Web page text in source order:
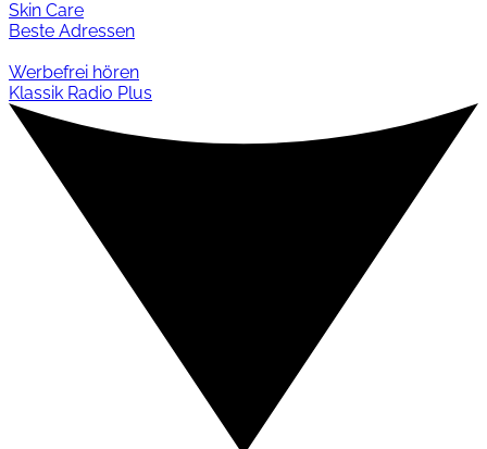
Skin Care
Beste Adressen
Werbefrei hören
Klassik Radio Plus